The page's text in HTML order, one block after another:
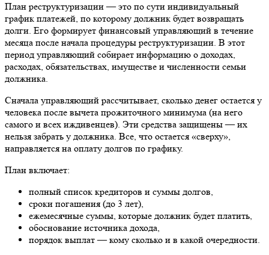
План реструктуризации— это по сути индивидуальный
график платежей, по которому должник будет возвращать
долги. Его формирует финансовый управляющий в течение
месяца после начала процедуры реструктуризации. В этот
период управляющий собирает информацию о доходах,
расходах, обязательствах, имуществе и численности семьи
должника.
Сначала управляющий рассчитывает, сколько денег остается у
человека после вычета прожиточного минимума (на него
самого и всех иждивенцев). Эти средства защищены — их
нельзя забрать у должника. Все, что остается «сверху»,
направляется на оплату долгов по графику.
План включает:
полный список кредиторов и суммы долгов,
сроки погашения (до 3 лет),
ежемесячные суммы, которые должник будет платить,
обоснование источника дохода,
порядок выплат — кому сколько и в какой очередности.